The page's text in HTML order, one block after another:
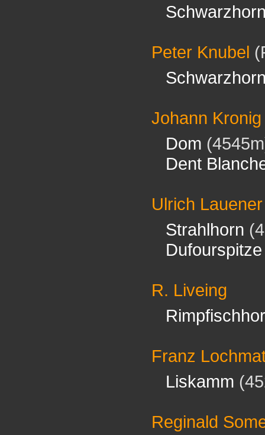
Peter Knubel
Johann Kronig
Dom
Dent
Ulrich Lauener
Strahlhorn
Dufourspitze
R. Liveing
Franz
Liskamm
Reginald